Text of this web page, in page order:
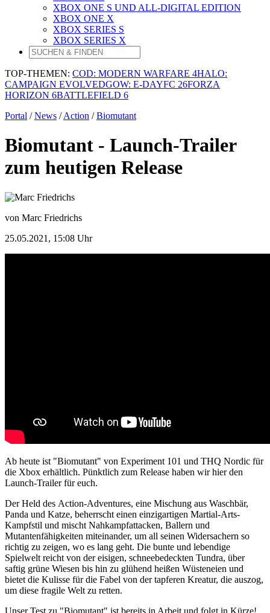
XBOX ONE S UND ALL-DIGITAL EDITION
XBOX ONE X
XBOX SERIES S
XBOX SERIES X
TOP-THEMEN: COD: MODERN WARFARE 4HALO:
CAMPAIGN EVOLVEDGOW: E-DAYFC 26FORZA
HORIZON 6BATTLEFIELD 6
Portal /News /Action /Biomutant
Biomutant - Launch-Trailer
zum heutigen Release
von Marc Friedrichs
25.05.2021, 15:08 Uhr
Ab heute ist "Biomutant" von Experiment 101 und THQ Nordic für
die Xbox erhältlich. Pünktlich zum Release haben wir hier den
Launch-Trailer für euch.
Der Held des Action-Adventures, eine Mischung aus Waschbär,
Panda und Katze, beherrscht einen einzigartigen Martial-Arts-
Kampfstil und mischt Nahkampfattacken, Ballern und
Mutantenfähigkeiten miteinander, um all seinen Widersachern so
richtig zu zeigen, wo es lang geht. Die bunte und lebendige
Spielwelt reicht von der eisigen, schneebedeckten Tundra, über
saftig grüne Wiesen bis hin zu glühend heißen Wüsteneien und
bietet die Kulisse für die Fabel von der tapferen Kreatur, die auszog,
um diese fragile Welt zu retten.
Unser Test zu "Biomutant" ist bereits in Arbeit und folgt in Kürze!